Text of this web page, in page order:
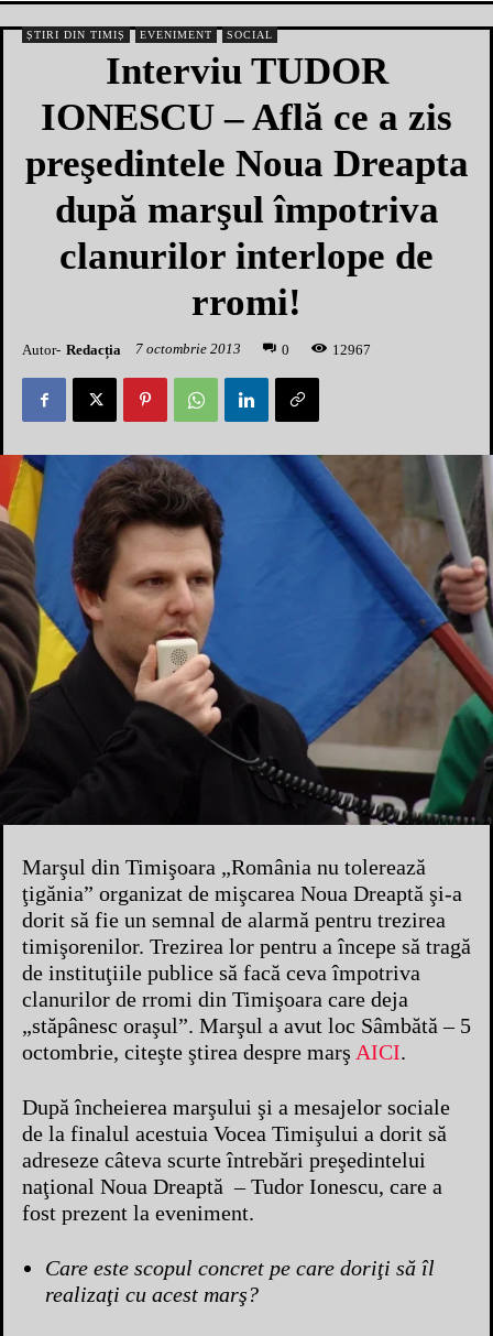
ȘTIRI DIN TIMIȘ EVENIMENT SOCIAL
Interviu TUDOR
IONESCU – Află ce a zis
preşedintele Noua Dreapta
după marşul împotriva
clanurilor interlope de
rromi!
Autor- Redacția 7 octombrie 2013 0 1 2967
Marşul din Timişoara „România nu tolerează
ţigănia” organizat de mişcarea Noua Dreaptă şi-a
dorit să fie un semnal de alarmă pentru trezirea
timişorenilor. Trezirea lor pentru a începe să tragă
de instituţiile publice să facă ceva împotriva
clanurilor de rromi din Timişoara care deja
„stăpânesc oraşul”. Marşul a avut loc Sâmbătă – 5
octombrie, citeşte ştirea despre marş AICI.
După încheierea marşului şi a mesajelor sociale
de la finalul acestuia Vocea Timişului a dorit să
adreseze câteva scurte întrebări preşedintelui
naţional Noua Dreaptă – Tudor Ionescu, care a
fost prezent la eveniment.
Care este scopul concret pe care doriţi să îl
realizaţi cu acest marş?